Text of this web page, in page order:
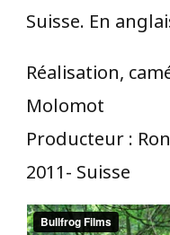
Suisse. En
Réalisation,
Molomot
Producteur :
2011- Suisse